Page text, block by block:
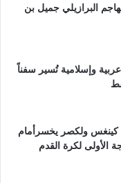
البرازيلي جميل بن
5 أنظمة عربية وإسلامية تُسير سفناً
كينغس ولكصر يخسرأمام
الأولى لكرة القدم